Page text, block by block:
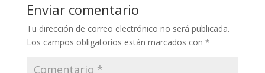
Enviar comentario
Tu dirección de correo electrónico no será publicada.
Los campos obligatorios están marcados con *